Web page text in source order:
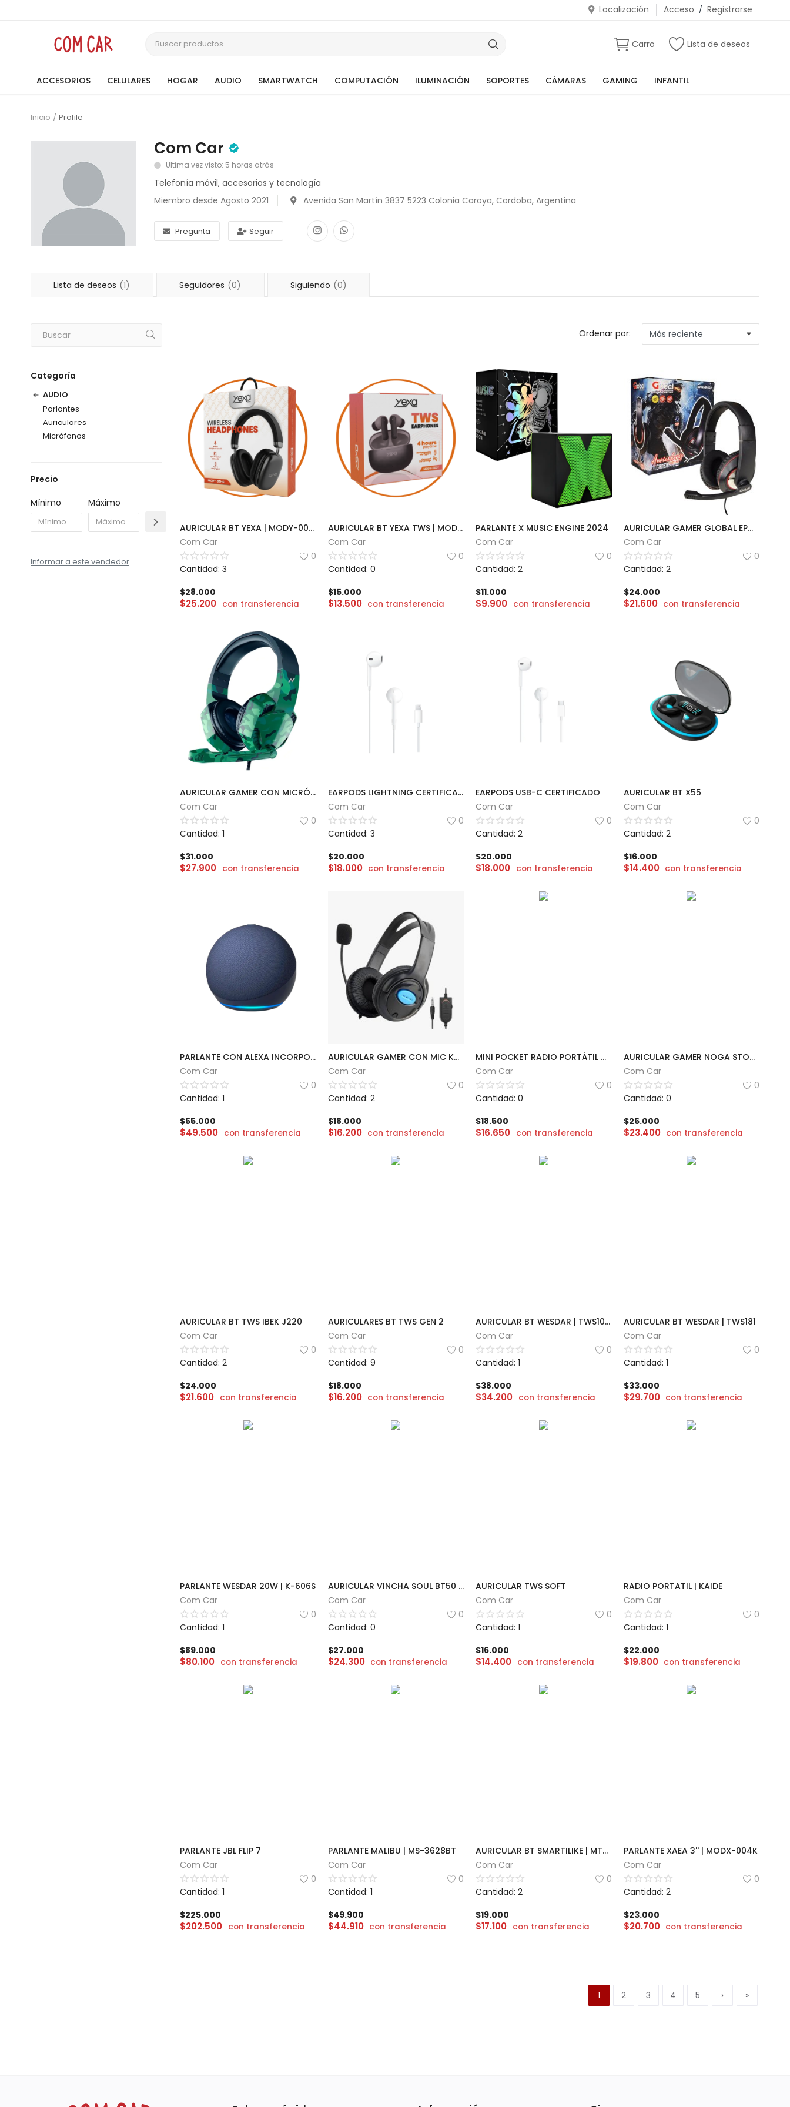
Localización Acceso / Registrarse
Carro Lista de deseos
ACCESORIOS CELULARES HOGAR AUDIO SMARTWATCH COMPUTACIÓN ILUMINACIÓN SOPORTES CÁMARAS GAMING INFANTIL
Inicio Profile
Com Car
Ultima vez visto: 5 horas atrás
Telefonía móvil, accesorios y tecnología
Miembro desde Agosto 2021
Avenida San Martín 3837 5223 Colonia Caroya, Cordoba, Argentina
Pregunta Seguir
Lista de deseos (1) Seguidores (0) Siguiendo (0)
Categoría
AUDIO
Parlantes
Auriculares
Micrófonos
Precio
Mínimo
Máximo
Informar a este vendedor
Ordenar por:
AURICULAR BT YEXA | MODY-00HG
Com Car
0
Cantidad: 3
$28.000
$25.200 con transferencia
AURICULAR BT YEXA TWS | MODY-00DT
Com Car
0
Cantidad: 0
$15.000
$13.500 con transferencia
PARLANTE X MUSIC ENGINE 2024
Com Car
0
Cantidad: 2
$11.000
$9.900 con transferencia
AURICULAR GAMER GLOBAL EPGMR029
Com Car
0
Cantidad: 2
$24.000
$21.600 con transferencia
AURICULAR GAMER CON MICRÓFONO ARTICULADO | NOGA ST238
Com Car
0
Cantidad: 1
$31.000
$27.900 con transferencia
EARPODS LIGHTNING CERTIFICADO
Com Car
0
Cantidad: 3
$20.000
$18.000 con transferencia
EARPODS USB-C CERTIFICADO
Com Car
0
Cantidad: 2
$20.000
$18.000 con transferencia
AURICULAR BT X55
Com Car
0
Cantidad: 2
$16.000
$14.400 con transferencia
PARLANTE CON ALEXA INCORPORADO
Com Car
0
Cantidad: 1
$55.000
$49.500 con transferencia
AURICULAR GAMER CON MIC KNUP | KP-352
Com Car
0
Cantidad: 2
$18.000
$16.200 con transferencia
MINI POCKET RADIO PORTÁTIL AM/FM
Com Car
0
Cantidad: 0
$18.500
$16.650 con transferencia
AURICULAR GAMER NOGA STORMER | ST-704
Com Car
0
Cantidad: 0
$26.000
$23.400 con transferencia
AURICULAR BT TWS IBEK J220
Com Car
0
Cantidad: 2
$24.000
$21.600 con transferencia
AURICULARES BT TWS GEN 2
Com Car
0
Cantidad: 9
$18.000
$16.200 con transferencia
AURICULAR BT WESDAR | TWS1085
Com Car
0
Cantidad: 1
$38.000
$34.200 con transferencia
AURICULAR BT WESDAR | TWS181
Com Car
0
Cantidad: 1
$33.000
$29.700 con transferencia
PARLANTE WESDAR 20W | K-606S
Com Car
0
Cantidad: 1
$89.000
$80.100 con transferencia
AURICULAR VINCHA SOUL BT50 | SMOOTH WAVE
Com Car
0
Cantidad: 0
$27.000
$24.300 con transferencia
AURICULAR TWS SOFT
Com Car
0
Cantidad: 1
$16.000
$14.400 con transferencia
RADIO PORTATIL | KAIDE
Com Car
0
Cantidad: 1
$22.000
$19.800 con transferencia
PARLANTE JBL FLIP 7
Com Car
0
Cantidad: 1
$225.000
$202.500 con transferencia
PARLANTE MALIBU | MS-3628BT
Com Car
0
Cantidad: 1
$49.900
$44.910 con transferencia
AURICULAR BT SMARTILIKE | MT-TS02
Com Car
0
Cantidad: 2
$19.000
$17.100 con transferencia
PARLANTE XAEA 3'' | MODX-004K
Com Car
0
Cantidad: 2
$23.000
$20.700 con transferencia
1 2 3 4 5 › »